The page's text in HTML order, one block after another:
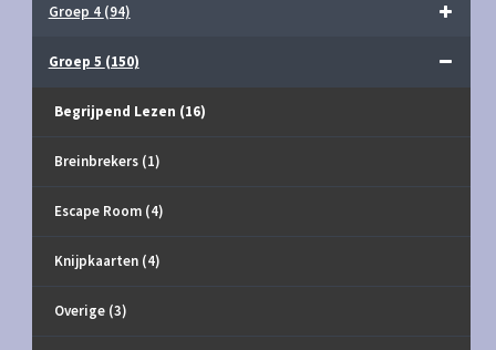
Groep 4 (94)
Groep 5 (150)
Begrijpend Lezen (16)
Breinbrekers (1)
Escape Room (4)
Knijpkaarten (4)
Overige (3)